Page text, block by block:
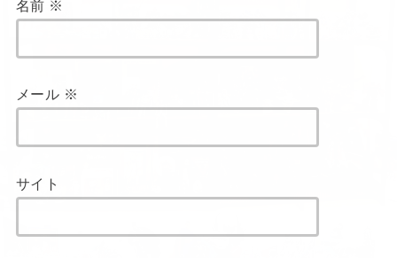
名前 ※
メール ※
サイト